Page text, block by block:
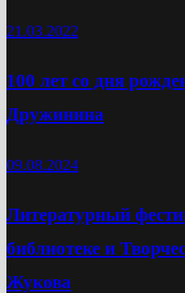
21.03.2022
100 лет со дня
Дружинина
09.08.2024
Литературный
библиотеке и
Жукова